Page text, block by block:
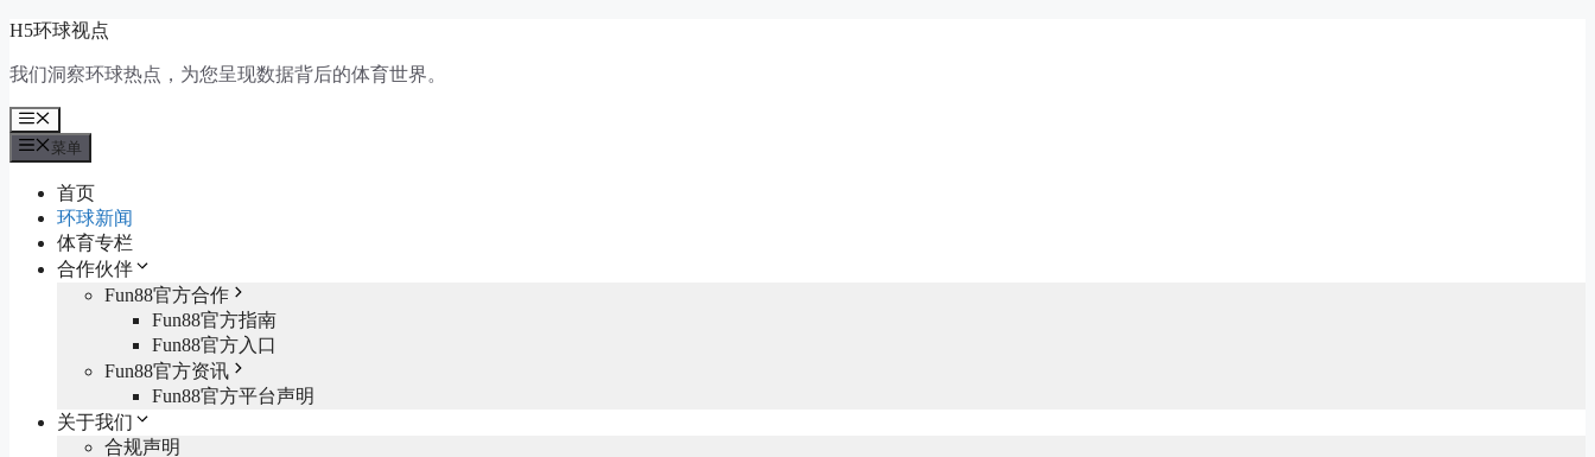
跳
内
容
H5环球视点
我们洞察环球热点，为您呈现数据背后的体育世界。
菜
单
菜单
首页
环球新闻
体育专栏
合作伙伴
Fun88官方合作
Fun88官方指南
Fun88官方入口
Fun88官方资讯
Fun88官方平台声明
关于我们
合规声明